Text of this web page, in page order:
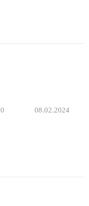
0 08.02.2024